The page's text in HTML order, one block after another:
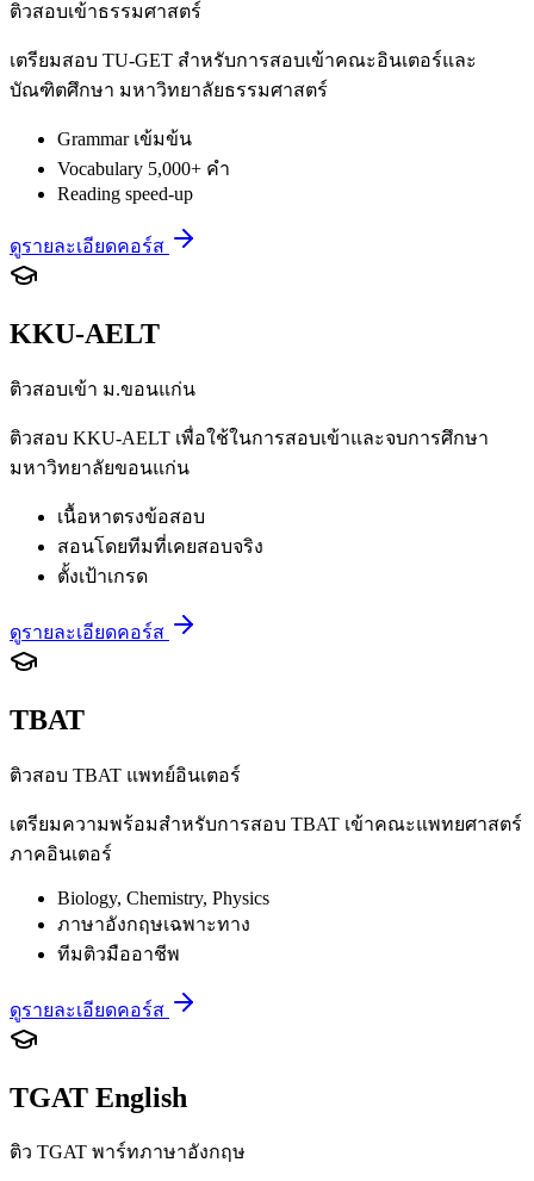
ติวสอบเข้าธรรมศาสตร์
เตรียมสอบ TU-GET สำหรับการสอบเข้าคณะอินเตอร์และ
บัณฑิตศึกษา มหาวิทยาลัยธรรมศาสตร์
Grammar เข้มข้น
Vocabulary 5,000+ คำ
Reading speed-up
ดูรายละเอียดคอร์ส
KKU-AELT
ติวสอบเข้า ม.ขอนแก่น
ติวสอบ KKU-AELT เพื่อใช้ในการสอบเข้าและจบการศึกษา
มหาวิทยาลัยขอนแก่น
เนื้อหาตรงข้อสอบ
สอนโดยทีมที่เคยสอบจริง
ตั้งเป้าเกรด
ดูรายละเอียดคอร์ส
TBAT
ติวสอบ TBAT แพทย์อินเตอร์
เตรียมความพร้อมสำหรับการสอบ TBAT เข้าคณะแพทยศาสตร์
ภาคอินเตอร์
Biology, Chemistry, Physics
ภาษาอังกฤษเฉพาะทาง
ทีมติวมืออาชีพ
ดูรายละเอียดคอร์ส
TGAT English
ติว TGAT พาร์ทภาษาอังกฤษ